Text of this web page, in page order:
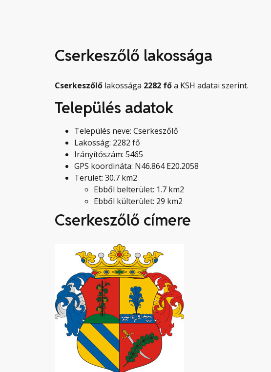
Cserkeszőlő lakossága
Cserkeszőlő lakossága 2282 főa KSH adatai szerint.
Település adatok
Település neve: Cserkeszőlő
Lakosság: 2282 fő
Irányítószám: 5465
GPS koordináta: N46.864 E20.2058
Terület: 30.7 km2
Ebből belterület: 1.7 km2
Ebből külterület: 29 km2
Cserkeszőlő címere